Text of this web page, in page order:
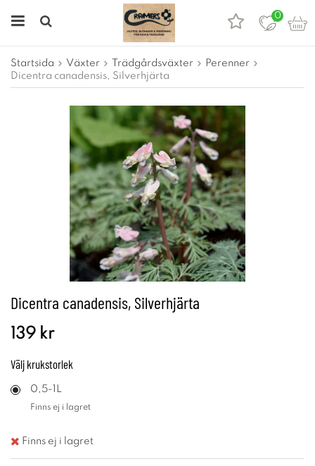
0
Startsida Växter Trädgårdsväxter
Perenner
Dicentra canadensis, Silverhjärta
Dicentra canadensis, Silverhjärta
139 kr
Välj krukstorlek
0,5-1L
Finns ej i lagret
Finns ej i lagret